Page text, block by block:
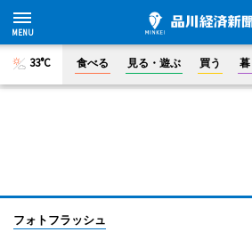
33°C 食べる 見る・遊ぶ 買う 暮
フォトフラッシュ